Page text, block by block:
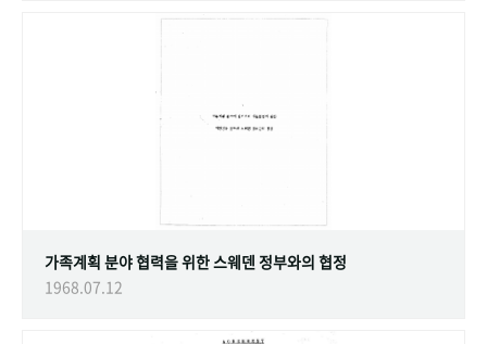
가족계획 분야 협력을 위한 스웨덴 정부와의 협정
1968.07.12